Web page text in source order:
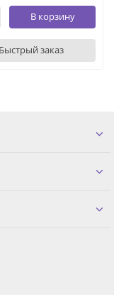
В корзину
Быстрый заказ